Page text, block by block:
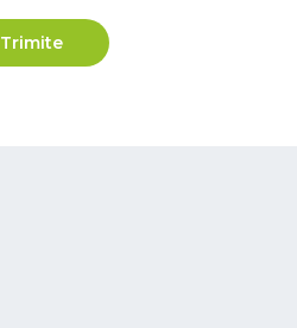
Trimite